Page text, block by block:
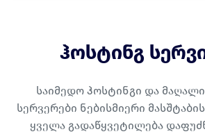
ჰოსტინგ
საიმედო ჰოსტინგი და
სერვერები ნებისმიერი
ყველა გადაწყვეტილება